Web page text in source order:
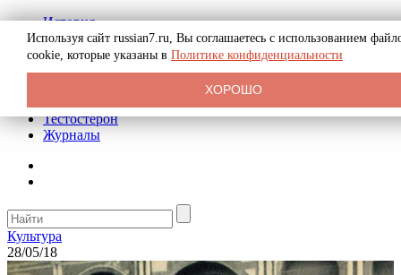
История
Биография
Криминал
Реклама на сайте
Тестостерон
Журналы
Культура
28/05/18
Используя сайт russian7.ru, Вы соглашаетесь с использованием
cookie, которые указаны в Политике конфиденциальности
ХОРОШО